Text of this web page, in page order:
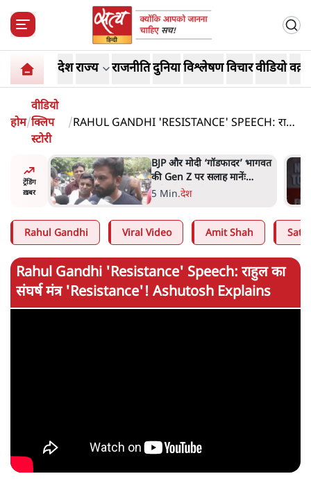
देशराज्य राजनीतिदुनियाविश्लेषणविचारवीडियो
होम/
वीडियो
क्लिप
स्टोरी
/RAHUL GANDHI 'RESISTANCE' SPEECH: राहुल
EXPLAINS
ट्रेंडिंग
ख़बर
BJP और मोदी ‘गॉडफादर’ भागवत
की Gen Z पर सलाह मानेंः
अभिजीत दिपके
5 Min.देश
Rahul Gandhi Viral Video Amit Shah
Rahul Gandhi 'Resistance' Speech: राहुल का
संघर्ष मंत्र 'Resistance'! Ashutosh Explains